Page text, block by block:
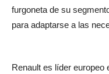
furgoneta de su
para adaptarse a las
Renault es líder europeo